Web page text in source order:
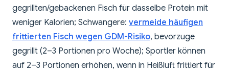
gegrillten/gebackenen Fisch für dasselbe Protein mit
weniger Kalorien; Schwangere: vermeide häufigen
frittierten Fisch wegen GDM-Risiko, bevorzuge
gegrillt (2–3 Portionen pro Woche); Sportler können
auf 2–3 Portionen erhöhen, wenn in Heißluft frittiert für